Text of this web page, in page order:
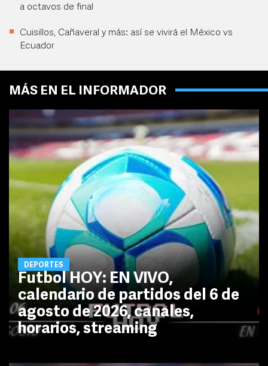
a octavos de final
Cuisillos, Cañaveral y más: así se vivirá el México vs
Ecuador
MÁS EN EL INFORMADOR
DEPORTES
Futbol HOY: EN VIVO,
calendario de partidos del 6 de
agosto de 2026, canales,
horarios, streaming